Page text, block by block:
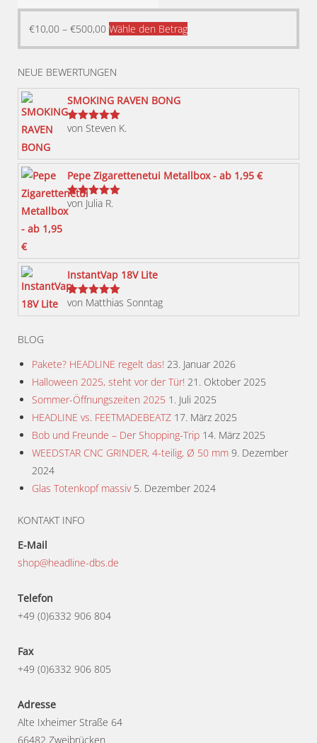
€10,00 – €500,00 Wähle den BetragDieses
Produkt
können
werden
NEUE BEWERTUNGEN
SMOKING RAVEN BONG
Bewertet
von Steven K.
Pepe Zigarettenetui Metallbox - ab 1,95 €
Bewertet
mit
von Julia R.
InstantVap 18V Lite
Bewertet
von Matthias Sonntag
BLOG
Pakete? HEADLINE regelt das! 23. Januar 2026
Halloween 2025, steht vor der Tür! 21. Oktober 2025
Sommer-Öffnungszeiten 2025 1. Juli 2025
HEADLINE vs. FEETMADEBEATZ 17. März 2025
Bob und Freunde – Der Shopping-Trip 14. März 2025
WEEDSTAR CNC GRINDER, 4-teilig, Ø 50 mm 9. Dezember
2024
Glas Totenkopf massiv 5. Dezember 2024
KONTAKT INFO
E-Mail
shop@headline-dbs.de
Telefon
+49 (0)6332 906 804
Fax
+49 (0)6332 906 805
Adresse
Alte Ixheimer Straße 64
66482 Zweibrücken